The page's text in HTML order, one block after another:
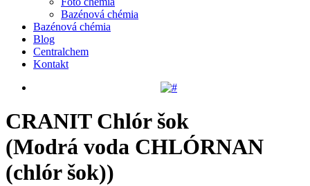
Bazénová chémia
Bazénová chémia
Blog
Centralchem
Kontakt
CRANIT Chlór šok
(Modrá voda CHLÓRNAN
(chlór šok))